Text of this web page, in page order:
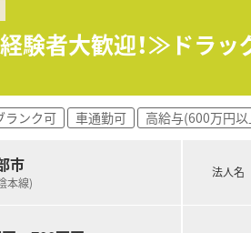
験者大歓迎！≫ドラ
ランク可 車通勤可 高給与(600万円以
市
本線)
法人名